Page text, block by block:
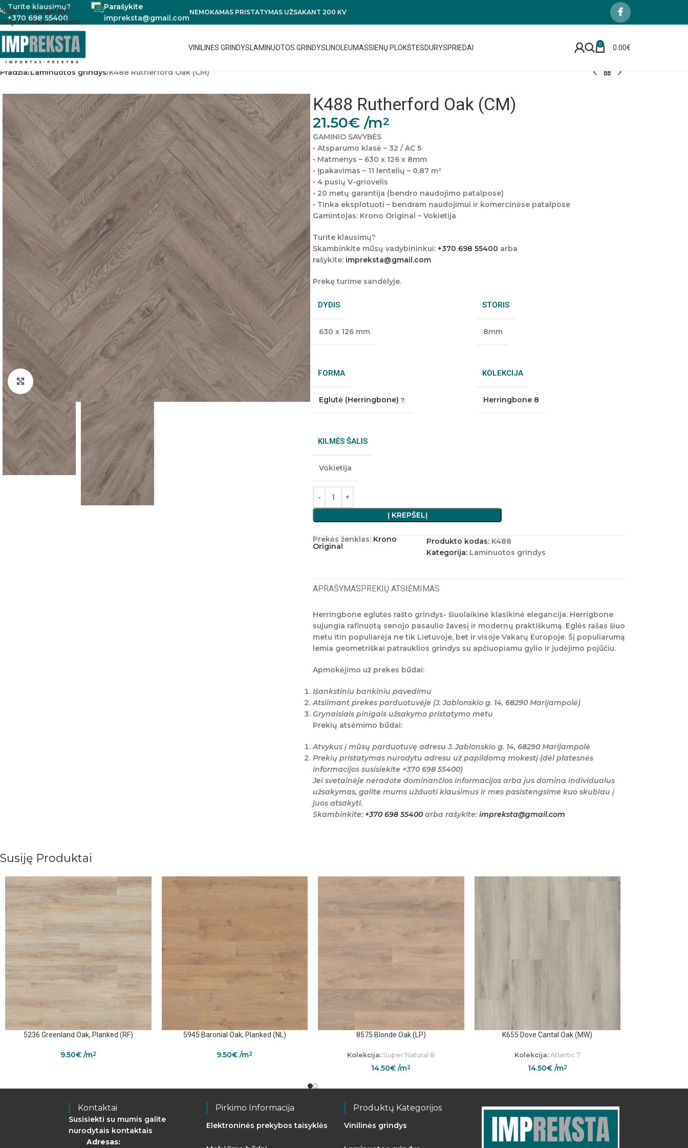
Skip to navigation
Skip to main content
Turite klausimų?
+370 698 55400
Parašykite
impreksta@gmail.com
NEMOKAMAS PRISTATYMAS UŽSAKANT 200 KV
VINILINĖS GRINDYS LAMINUOTOS GRINDYS LINOLEUMASSIENŲ PLOKŠTĖSDURYSPRIEDAI 0 0.00€
Pradžia Laminuotos grindys K488 Rutherford Oak (CM)
Padidinti nuotrauką
K488 Rutherford Oak (CM)
21.50€ /m2
GAMINIO SAVYBĖS
• Atsparumo klasė – 32 / AC 5
• Matmenys – 630 x 126 x 8mm
• Įpakavimas – 11 lentelių – 0,87 m²
• 4 pusių V-griovelis
• 20 metų garantija (bendro naudojimo patalpose)
• Tinka eksplotuoti – bendram naudojimui ir komercinėse patalpose
Gamintojas: Krono Original – Vokietija
Turite klausimų?
Skambinkite mūsų vadybininkui: +370 698 55400 arba
rašykite: impreksta@gmail.com
Prekę turime sandėlyje.
DYDIS
630 x 126 mm
STORIS
8mm
FORMA
Eglutė (Herringbone)
KOLEKCIJA
Herringbone 8
KILMĖS ŠALIS
Vokietija
Į KREPŠELĮ
Prekės ženklas: Krono
Original
Produkto kodas: K488
Kategorija: Laminuotos grindys
APRAŠYMASPREKIŲ ATSIĖMIMAS
Herringbone eglutės rašto grindys- šiuolaikinė klasikinė elegancija. Herrigbone
sujungia rafinuotą senojo pasaulio žavesį ir modernų praktiškumą. Eglės rašas šiuo
metu itin populiarėja ne tik Lietuvoje, bet ir visoje Vakarų Europoje. Šį populiarumą
lemia geometriškai patrauklios grindys su apčiuopiamu gylio ir judėjimo pojūčiu.
Apmokėjimo už prekes būdai:
Išankstiniu bankiniu pavedimu
Atsiimant prekes parduotuvėje (J. Jablonskio g. 14, 68290 Marijampolė)
Grynaisiais pinigais užsakymo pristatymo metu
Prekių atsėmimo būdai:
Atvykus į mūsų parduotuvę adresu J. Jablonskio g. 14, 68290 Marijampolė
Prekių pristatymas nurodytu adresu už papildomą mokestį (dėl platesnės
informacijos susisiekite +370 698 55400)
Jei svetainėje neradote dominančios informacijos arba jus domina individualus
užsakymas, galite mums užduoti klausimus ir mes pasistengsime kuo skubiau į
juos atsakyti.
Skambinkite: +370 698 55400arba rašykite:impreksta@gmail.com
Susiję Produktai
5236 Greenland Oak, Planked (RF)
9.50€/m2
5945 Baronial Oak, Planked (NL)
9.50€ /m2
8575 Blonde Oak (LP)
Kolekcija: Super Natural 8
14.50€ /m2
K655 Dove Cantal Oak (MW)
Kolekcija:Atlantic 7
14.50€/m2
Kontaktai
Susisiekti su mumis galite
nurodytais kontaktais
Adresas:
Pirkimo Informacija
Elektroninės prekybos taisyklės
Produktų Kategorijos
Vinilinės grindys